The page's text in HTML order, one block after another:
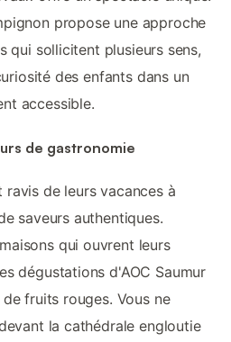
propose une approche
qui sollicitent plusieurs sens,
des enfants dans un
accessible.
de gastronomie
de leurs vacances à
saveurs authentiques.
qui ouvrent leurs
dégustations d'AOC Saumur
fruits rouges. Vous ne
la cathédrale engloutie